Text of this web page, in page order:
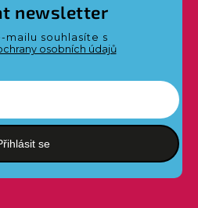
newsletter
mailu souhlasíte s
osobních údajů
se